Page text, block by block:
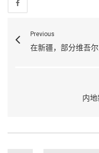
Previous
在新疆，部分维吾
内